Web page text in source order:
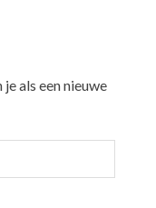
als een nieuwe